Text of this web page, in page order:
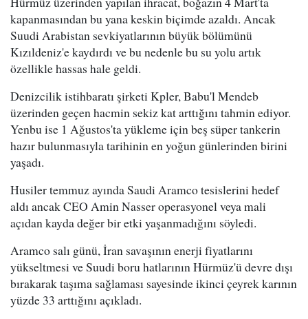
kapanmasından bu yana keskin biçimde azaldı. Ancak
Suudi Arabistan sevkiyatlarının büyük bölümünü
Kızıldeniz'e kaydırdı ve bu nedenle bu su yolu artık
özellikle hassas hale geldi.
Denizcilik istihbaratı şirketi Kpler, Babu'l Mendeb
üzerinden geçen hacmin sekiz kat arttığını tahmin ediyor.
Yenbu ise 1 Ağustos'ta yükleme için beş süper tankerin
hazır bulunmasıyla tarihinin en yoğun günlerinden birini
yaşadı.
Husiler temmuz ayında Saudi Aramco tesislerini hedef
aldı ancak CEO Amin Nasser operasyonel veya mali
açıdan kayda değer bir etki yaşanmadığını söyledi.
Aramco salı günü, İran savaşının enerji fiyatlarını
yükseltmesi ve Suudi boru hatlarının Hürmüz'ü devre dışı
bırakarak taşıma sağlaması sayesinde ikinci çeyrek karının
yüzde 33 arttığını açıkladı.